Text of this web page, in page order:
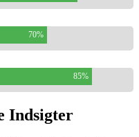
70%
85%
Indsigter